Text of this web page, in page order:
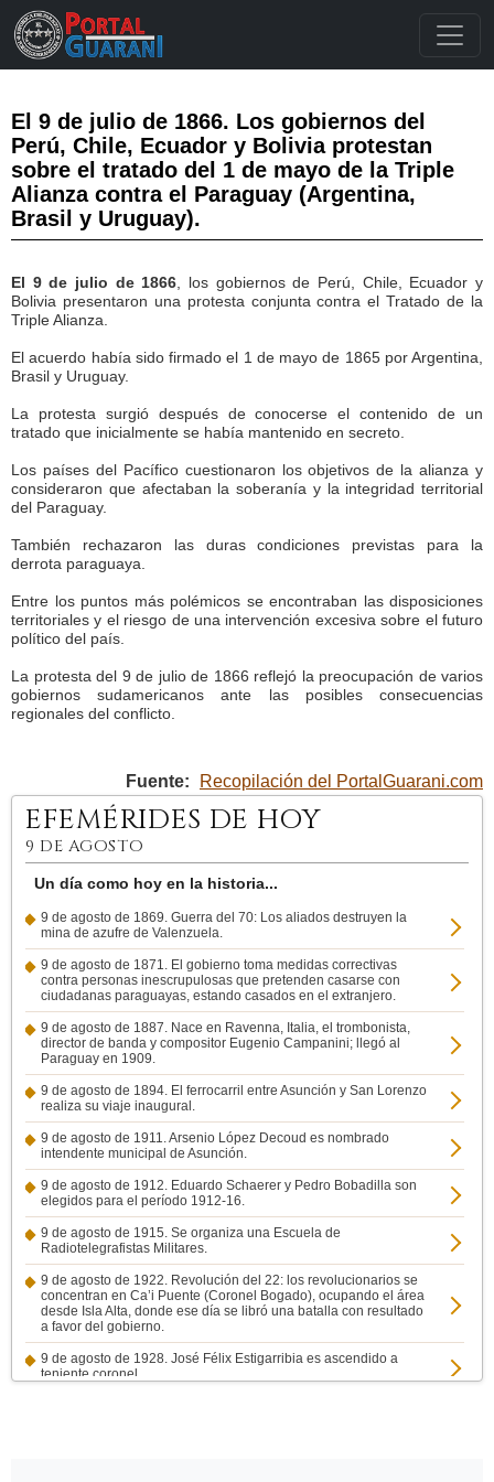
EFEMÉRIDES DE HOY
9 DE AGOSTO
Un día como hoy en la historia...
9 de agosto de 1869. Guerra del 70: Los aliados destruyen la
mina de azufre de Valenzuela.
9 de agosto de 1871. El gobierno toma medidas correctivas
contra personas inescrupulosas que pretenden casarse con
ciudadanas paraguayas, estando casados en el extranjero.
9 de agosto de 1887. Nace en Ravenna, Italia, el trombonista,
director de banda y compositor Eugenio Campanini; llegó al
Paraguay en 1909.
9 de agosto de 1894. El ferrocarril entre Asunción y San Lorenzo
realiza su viaje inaugural.
9 de agosto de 1911. Arsenio López Decoud es nombrado
intendente municipal de Asunción.
9 de agosto de 1912. Eduardo Schaerer y Pedro Bobadilla son
elegidos para el período 1912-16.
9 de agosto de 1915. Se organiza una Escuela de
Radiotelegrafistas Militares.
9 de agosto de 1922. Revolución del 22: los revolucionarios se
concentran en Ca’i Puente (Coronel Bogado), ocupando el área
desde Isla Alta, donde ese día se libró una batalla con resultado
a favor del gobierno.
9 de agosto de 1928. José Félix Estigarribia es ascendido a
teniente coronel.
El 9 de julio de 1866. Los gobiernos del
Perú, Chile, Ecuador y Bolivia protestan
sobre el tratado del 1 de mayo de la Triple
Alianza contra el Paraguay (Argentina,
Brasil y Uruguay).
El 9 de julio de 1866 , los gobiernos de Perú, Chile, Ecuador y
Bolivia presentaron una protesta conjunta contra el Tratado de la
Triple Alianza.
El acuerdo había sido firmado el 1 de mayo de 1865 por Argentina,
Brasil y Uruguay.
La protesta surgió después de conocerse el contenido de un
tratado que inicialmente se había mantenido en secreto.
Los países del Pacífico cuestionaron los objetivos de la alianza y
consideraron que afectaban la soberanía y la integridad territorial
del Paraguay.
También rechazaron las duras condiciones previstas para la
derrota paraguaya.
Entre los puntos más polémicos se encontraban las disposiciones
territoriales y el riesgo de una intervención excesiva sobre el futuro
político del país.
La protesta del 9 de julio de 1866 reflejó la preocupación de varios
gobiernos sudamericanos ante las posibles consecuencias
regionales del conflicto.
Fuente: Recopilación del PortalGuarani.com